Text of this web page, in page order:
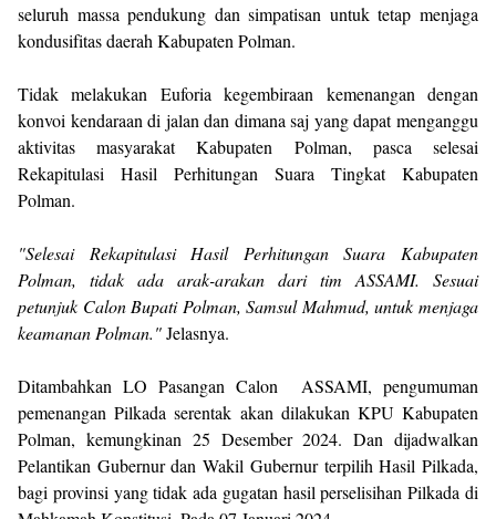
seluruh massa pendukung dan simpatisan untuk tetap menjaga
kondusifitas daerah Kabupaten Polman.
Tidak melakukan Euforia kegembiraan kemenangan dengan
konvoi kendaraan di jalan dan dimana saj yang dapat menganggu
aktivitas masyarakat Kabupaten Polman, pasca selesai
Rekapitulasi Hasil Perhitungan Suara Tingkat Kabupaten
Polman.
"Selesai Rekapitulasi Hasil Perhitungan Suara Kabupaten
Polman, tidak ada arak-arakan dari tim ASSAMI. Sesuai
petunjuk Calon Bupati Polman, Samsul Mahmud, untuk menjaga
keamanan Polman."Jelasnya.
Ditambahkan LO Pasangan Calon ASSAMI, pengumuman
pemenangan Pilkada serentak akan dilakukan KPU Kabupaten
Polman, kemungkinan 25 Desember 2024. Dan dijadwalkan
Pelantikan Gubernur dan Wakil Gubernur terpilih Hasil Pilkada,
bagi provinsi yang tidak ada gugatan hasil perselisihan Pilkada di